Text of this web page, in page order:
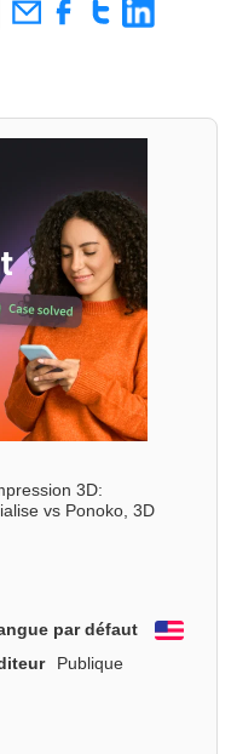
3D:
vs Ponoko, 3D
par défaut
Publique